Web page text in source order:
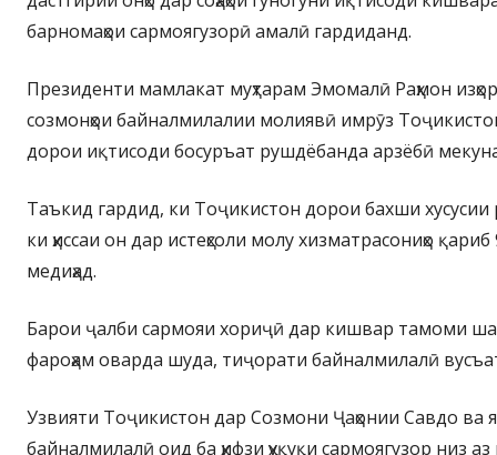
барномаҳои сармоягузорӣ амалӣ гардиданд.
Президенти мамлакат муҳтарам Эмомалӣ Раҳмон
созмонҳои байналмилалии молиявӣ имрӯз
дорои иқтисоди босуръат рушдёбанда арзёбӣ
Таъкид гардид, ки Тоҷикистон дорои бахши
ки ҳиссаи он дар истеҳсоли молу хизматрасониҳо
медиҳад.
Барои ҷалби сармояи хориҷӣ дар кишвар тамоми
фароҳам оварда шуда, тиҷорати байналмилалӣ
Узвияти Тоҷикистон дар Созмони Ҷаҳонии Савдо ва
байналмилалӣ оид ба ҳифзи ҳуқуқи сармоягузор низ